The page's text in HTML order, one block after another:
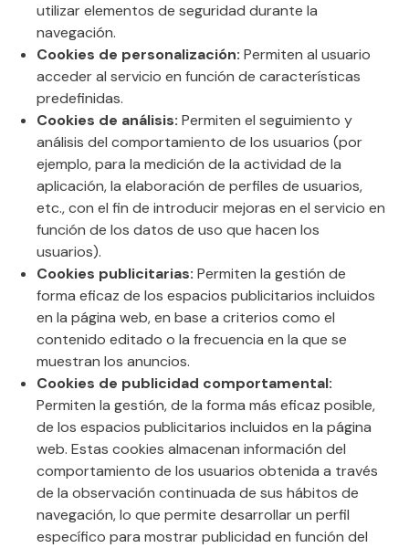
utilizar elementos de seguridad durante la
navegación.
Cookies de personalización: Permiten al usuario
acceder al servicio en función de características
predefinidas.
Cookies de análisis: Permiten el seguimiento y
análisis del comportamiento de los usuarios (por
ejemplo, para la medición de la actividad de la
aplicación, la elaboración de perfiles de usuarios,
etc., con el fin de introducir mejoras en el servicio en
función de los datos de uso que hacen los
usuarios).
Cookies publicitarias: Permiten la gestión de
forma eficaz de los espacios publicitarios incluidos
en la página web, en base a criterios como el
contenido editado o la frecuencia en la que se
muestran los anuncios.
Cookies de publicidad comportamental:
Permiten la gestión, de la forma más eficaz posible,
de los espacios publicitarios incluidos en la página
web. Estas cookies almacenan información del
comportamiento de los usuarios obtenida a través
de la observación continuada de sus hábitos de
navegación, lo que permite desarrollar un perfil
específico para mostrar publicidad en función del